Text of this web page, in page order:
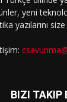
yeni
yazılarını
BIZI TAKIP